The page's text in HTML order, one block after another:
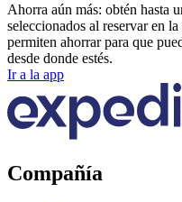
Ahorra aún más: obtén hasta
seleccionados al reservar en
permiten ahorrar para que
desde donde estés.
Ir a la app
Compañía